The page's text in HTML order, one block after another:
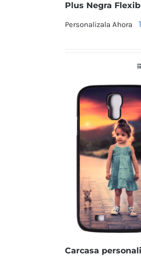
Plus Negra
Personalizala Ahora
Carcasa